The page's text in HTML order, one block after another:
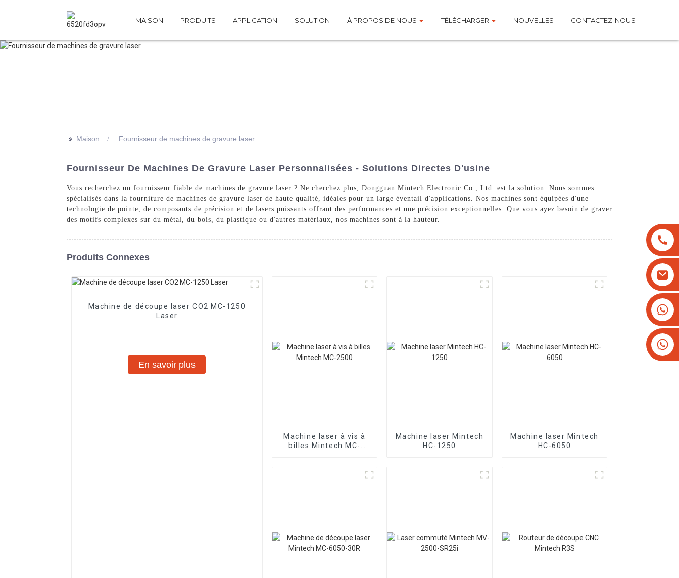
MAISON PRODUITS APPLICATION SOLUTION À PROPOS DE NOUS TÉLÉCHARGER NOUVELLES CONTACTEZ-NOUS
>> Maison Fournisseur de machines de gravure laser
Fournisseur De Machines De Gravure Laser Personnalisées - Solutions Directes D'usine
Vous recherchez un fournisseur fiable de machines de gravure laser ? Ne cherchez plus, Dongguan Mintech Electronic Co., Ltd. est la solution. Nous sommes
spécialisés dans la fourniture de machines de gravure laser de haute qualité, idéales pour un large éventail d'applications. Nos machines sont équipées d'une
technologie de pointe, de composants de précision et de lasers puissants offrant des performances et une précision exceptionnelles. Que vous ayez besoin de graver
des motifs complexes sur du métal, du bois, du plastique ou d'autres matériaux, nos machines sont à la hauteur.
Produits Connexes
Machine de découpe laser CO2 MC-1250
Laser
En savoir plus
Machine laser à vis à
billes Mintech MC-
Machine laser Mintech
HC-1250
Machine laser Mintech
HC-6050